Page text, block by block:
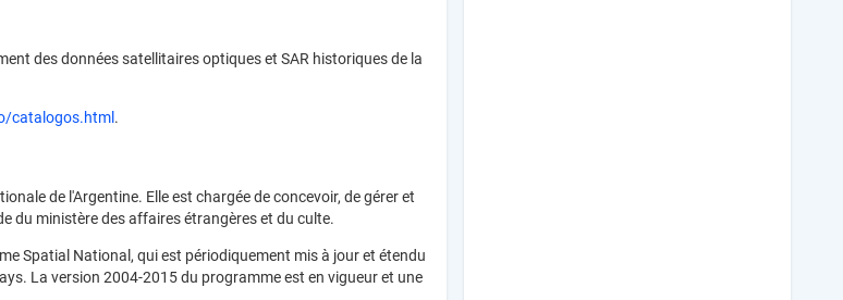
des données satellitaires optiques et SAR historiques de la
catalogos.html .
de l'Argentine. Elle est chargée de concevoir, de gérer et
du ministère des affaires étrangères et du culte.
Spatial National, qui est périodiquement mis à jour et étendu
La version 2004-2015 du programme est en vigueur et une